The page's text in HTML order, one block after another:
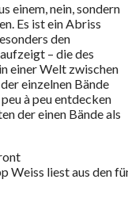
einem, nein, sondern
Es ist ein Abriss
den
– die des
einer Welt zwischen
einzelnen Bände
à peu entdecken
der einen Bände als
Weiss liest aus den